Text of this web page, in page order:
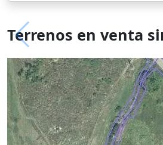
Terrenos en venta